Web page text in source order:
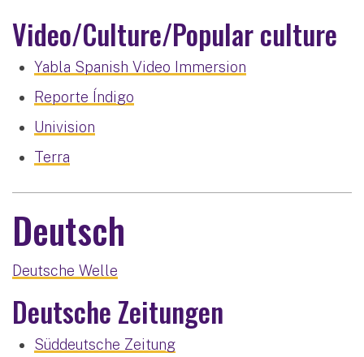
Video/Culture/Popular culture
Yabla Spanish Video Immersion
Reporte Índigo
Univision
Terra
Deutsch
Deutsche Welle
Deutsche Zeitungen
Süddeutsche Zeitung